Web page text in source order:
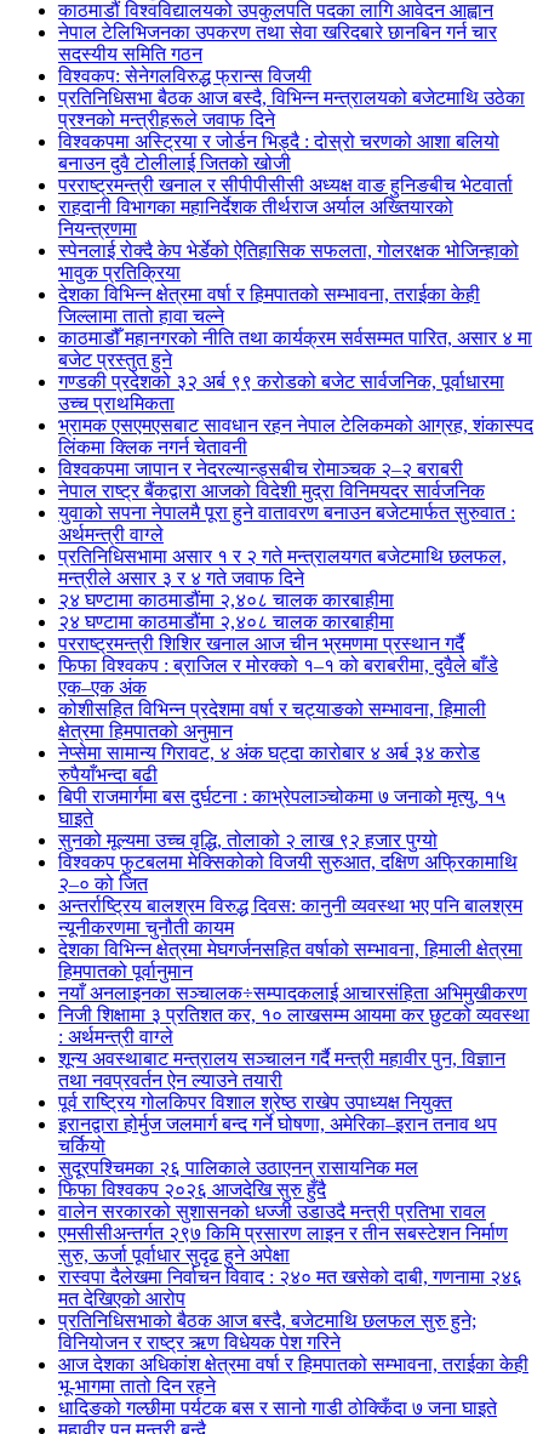
काठमाडौं विश्वविद्यालयको उपकुलपति पदका लागि आवेदन आह्वान
नेपाल टेलिभिजनका उपकरण तथा सेवा खरिदबारे छानबिन गर्न चार
सदस्यीय समिति गठन
विश्वकप: सेनेगलविरुद्ध फ्रान्स विजयी
प्रतिनिधिसभा बैठक आज बस्दै, विभिन्न मन्त्रालयको बजेटमाथि उठेका
प्रश्नको मन्त्रीहरूले जवाफ दिने
विश्वकपमा अस्ट्रिया र जोर्डन भिड्दै : दोस्रो चरणको आशा बलियो
बनाउन दुवै टोलीलाई जितको खोजी
परराष्ट्रमन्त्री खनाल र सीपीपीसीसी अध्यक्ष वाङ हुनिङबीच भेटवार्ता
राहदानी विभागका महानिर्देशक तीर्थराज अर्याल अख्तियारको
नियन्त्रणमा
स्पेनलाई रोक्दै केप भेर्डेको ऐतिहासिक सफलता, गोलरक्षक भोजिन्हाको
भावुक प्रतिक्रिया
देशका विभिन्न क्षेत्रमा वर्षा र हिमपातको सम्भावना, तराईका केही
जिल्लामा तातो हावा चल्ने
काठमाडौँ महानगरको नीति तथा कार्यक्रम सर्वसम्मत पारित, असार ४ मा
बजेट प्रस्तुत हुने
गण्डकी प्रदेशको ३२ अर्ब ९९ करोडको बजेट सार्वजनिक, पूर्वाधारमा
उच्च प्राथमिकता
भ्रामक एसएमएसबाट सावधान रहन नेपाल टेलिकमको आग्रह, शंकास्पद
लिंकमा क्लिक नगर्न चेतावनी
विश्वकपमा जापान र नेदरल्यान्ड्सबीच रोमाञ्चक २–२ बराबरी
नेपाल राष्ट्र बैंकद्वारा आजको विदेशी मुद्रा विनिमयदर सार्वजनिक
युवाको सपना नेपालमै पूरा हुने वातावरण बनाउन बजेटमार्फत सुरुवात :
अर्थमन्त्री वाग्ले
प्रतिनिधिसभामा असार १ र २ गते मन्त्रालयगत बजेटमाथि छलफल,
मन्त्रीले असार ३ र ४ गते जवाफ दिने
२४ घण्टामा काठमाडौंमा २,४०८ चालक कारबाहीमा
२४ घण्टामा काठमाडौंमा २,४०८ चालक कारबाहीमा
परराष्ट्रमन्त्री शिशिर खनाल आज चीन भ्रमणमा प्रस्थान गर्दै
फिफा विश्वकप : ब्राजिल र मोरक्को १–१ को बराबरीमा, दुवैले बाँडे
एक–एक अंक
कोशीसहित विभिन्न प्रदेशमा वर्षा र चट्याङको सम्भावना, हिमाली
क्षेत्रमा हिमपातको अनुमान
नेप्सेमा सामान्य गिरावट, ४ अंक घट्दा कारोबार ४ अर्ब ३४ करोड
रुपैयाँभन्दा बढी
बिपी राजमार्गमा बस दुर्घटना : काभ्रेपलाञ्चोकमा ७ जनाको मृत्यु, १५
घाइते
सुनको मूल्यमा उच्च वृद्धि, तोलाको २ लाख ९२ हजार पुग्यो
विश्वकप फुटबलमा मेक्सिकोको विजयी सुरुआत, दक्षिण अफ्रिकामाथि
२–० को जित
अन्तर्राष्ट्रिय बालश्रम विरुद्ध दिवस: कानुनी व्यवस्था भए पनि बालश्रम
न्यूनीकरणमा चुनौती कायम
देशका विभिन्न क्षेत्रमा मेघगर्जनसहित वर्षाको सम्भावना, हिमाली क्षेत्रमा
हिमपातको पूर्वानुमान
नयाँ अनलाइनका सञ्चालक÷सम्पादकलाई आचारसंहिता अभिमुखीकरण
निजी शिक्षामा ३ प्रतिशत कर, १० लाखसम्म आयमा कर छुटको व्यवस्था
: अर्थमन्त्री वाग्ले
शून्य अवस्थाबाट मन्त्रालय सञ्चालन गर्दै मन्त्री महावीर पुन, विज्ञान
तथा नवप्रवर्तन ऐन ल्याउने तयारी
पूर्व राष्ट्रिय गोलकिपर विशाल श्रेष्ठ राखेप उपाध्यक्ष नियुक्त
इरानद्वारा होर्मुज जलमार्ग बन्द गर्ने घोषणा, अमेरिका–इरान तनाव थप
चर्कियो
सुदूरपश्चिमका २६ पालिकाले उठाएनन् रासायनिक मल
फिफा विश्वकप २०२६ आजदेखि सुरु हुँदै
वालेन सरकारको सुशासनको धज्जी उडाउदै मन्त्री प्रतिभा रावल
एमसीसीअन्तर्गत २९७ किमि प्रसारण लाइन र तीन सबस्टेशन निर्माण
सुरु, ऊर्जा पूर्वाधार सुदृढ हुने अपेक्षा
रास्वपा दैलेखमा निर्वाचन विवाद : २४० मत खसेको दाबी, गणनामा २४६
मत देखिएको आरोप
प्रतिनिधिसभाको बैठक आज बस्दै, बजेटमाथि छलफल सुरु हुने;
विनियोजन र राष्ट्र ऋण विधेयक पेश गरिने
आज देशका अधिकांश क्षेत्रमा वर्षा र हिमपातको सम्भावना, तराईका केही
भू-भागमा तातो दिन रहने
धादिङको गल्छीमा पर्यटक बस र सानो गाडी ठोक्किँदा ७ जना घाइते
महावीर पुन मन्त्री बन्दै